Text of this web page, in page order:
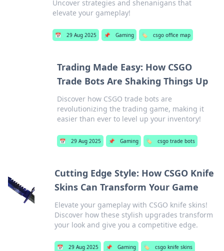
Uncover strategies and shenanigans that
elevate your gameplay!
📅 29 Aug 2025 📌 Gaming 🏷️ csgo office map
Trading Made Easy: How CSGO
Trade Bots Are Shaking Things Up
Discover how CSGO trade bots are
revolutionizing the trading game, making it
easier than ever to level up your inventory!
📅 29 Aug 2025 📌 Gaming 🏷️ csgo trade bots
Cutting Edge Style: How CSGO Knife
Skins Can Transform Your Game
Elevate your gameplay with CSGO knife skins!
Discover how these stylish upgrades transform
your look and give you a competitive edge.
📅 29 Aug 2025 📌 Gaming 🏷️ csgo knife skins